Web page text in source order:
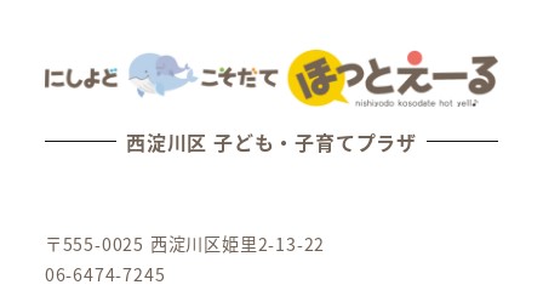
西淀川区 子ども・子育てプラザ
〒555-0025 西淀川区姫里2-13-22
06-6474-7245